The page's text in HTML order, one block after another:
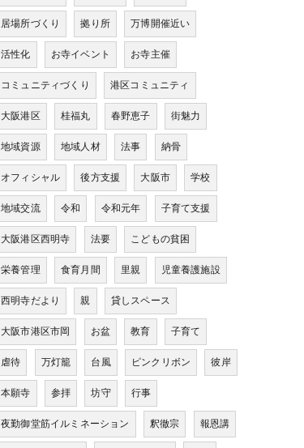
居場所づくり 拠り所 万博開催近い
活性化 お寺イベント お寺主催
コミュニティづくり 港区コミュニティ
大阪港区 桂福丸 春野恵子 街魅力
地域資源 地域人材 法事 納骨
オフィシャル 後方支援 大阪市 学校
地域交流 令和 令和元年 子育て支援
大阪港区西明寺 法要 こどもの貧困
栄養管理 食育月間 里親 児童養護施設
西明寺だより 親 貸しスペース
大阪市港区市岡 お盆 教育 子育て
虐待 万灯籠 台風 ピンクリボン 彼岸
本願寺 参拝 坊守 行事
夜勤御堂筋イルミネーション 釈徹宗 報恩講